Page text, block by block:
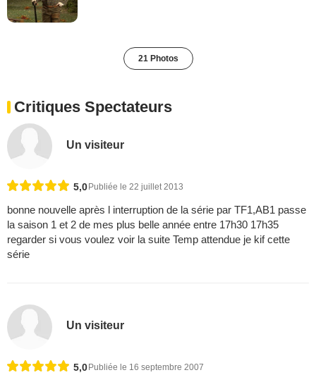
21 Photos
Critiques Spectateurs
Un visiteur
5,0Publiée le 22 juillet 2013
bonne nouvelle après l interruption de la série par TF1,AB1 passe
la saison 1 et 2 de mes plus belle année entre 17h30 17h35
regarder si vous voulez voir la suite Temp attendue je kif cette
série
Un visiteur
5,0Publiée le 16 septembre 2007